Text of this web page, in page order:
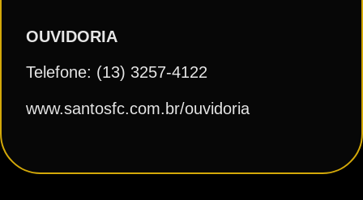
OUVIDORIA
Telefone: (13) 3257-4122
www.santosfc.com.br/ouvidoria